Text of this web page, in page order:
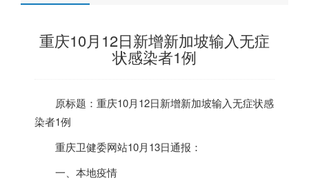
重庆10月12日新增新加坡输入无症
状感染者1例
原标题：重庆10月12日新增新加坡输入无症状感
染者1例
重庆卫健委网站10月13日通报：
一、本地疫情